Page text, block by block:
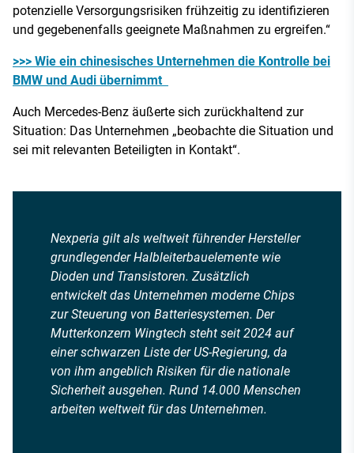
potenzielle Versorgungsrisiken frühzeitig zu identifizieren
und gegebenenfalls geeignete Maßnahmen zu ergreifen.“
>>> Wie ein chinesisches Unternehmen die Kontrolle bei
BMW und Audi übernimmt
Auch Mercedes-Benz äußerte sich zurückhaltend zur
Situation: Das Unternehmen „beobachte die Situation und
sei mit relevanten Beteiligten in Kontakt“.
Nexperia gilt als weltweit führender Hersteller
grundlegender Halbleiterbauelemente wie
Dioden und Transistoren. Zusätzlich
entwickelt das Unternehmen moderne Chips
zur Steuerung von Batteriesystemen. Der
Mutterkonzern Wingtech steht seit 2024 auf
einer schwarzen Liste der US-Regierung, da
von ihm angeblich Risiken für die nationale
Sicherheit ausgehen. Rund 14.000 Menschen
arbeiten weltweit für das Unternehmen.